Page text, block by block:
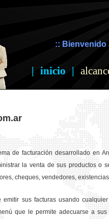
:: Bienvenido
| inicio |
de facturación desarrollado en
la venta de sus productos o
cheques, vendedores,
emitir sus facturas usando
que le permite adecuarse a sus